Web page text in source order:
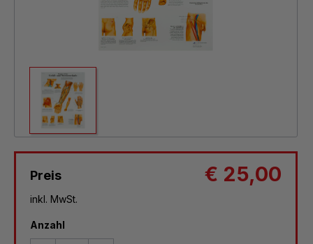
Preis € 25,00
inkl. MwSt.
Anzahl